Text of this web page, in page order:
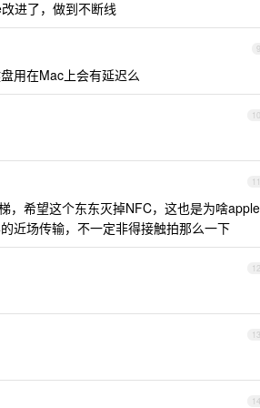
进了，做到不断线
9
用在Mac上会有延迟么
10
11
，希望这个东东灭掉NFC，这也是为啥apple
近场传输，不一定非得接触拍那么一下
12
13
14